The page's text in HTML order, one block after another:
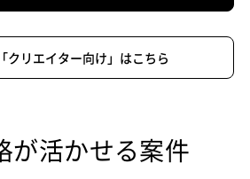
クリエイター向け」はこちら
が活かせる案件